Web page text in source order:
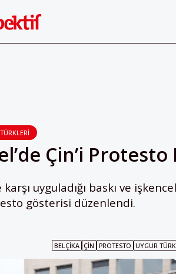
Çin’i Protesto
uyguladığı baskı ve
gösterisi düzenlendi.
BELÇIKA ÇIN PROTESTO UYGUR